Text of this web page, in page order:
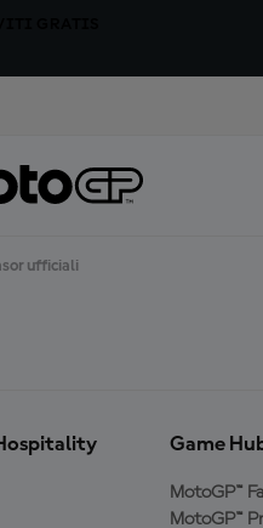
ufficiali
Game
MotoGP™
MotoGP™